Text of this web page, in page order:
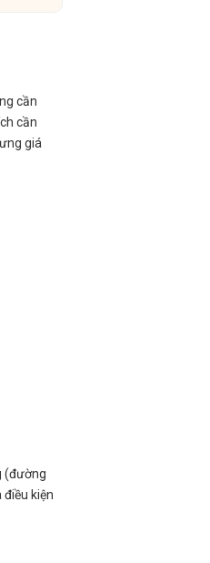
cần
cần
giá
(đường
kiện